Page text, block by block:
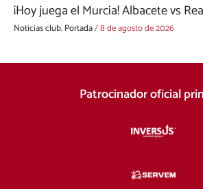
¡Hoy juega el Murcia! Albacete vs
Noticias club,Portada/8 de agosto de 2026
Patrocinador oficial